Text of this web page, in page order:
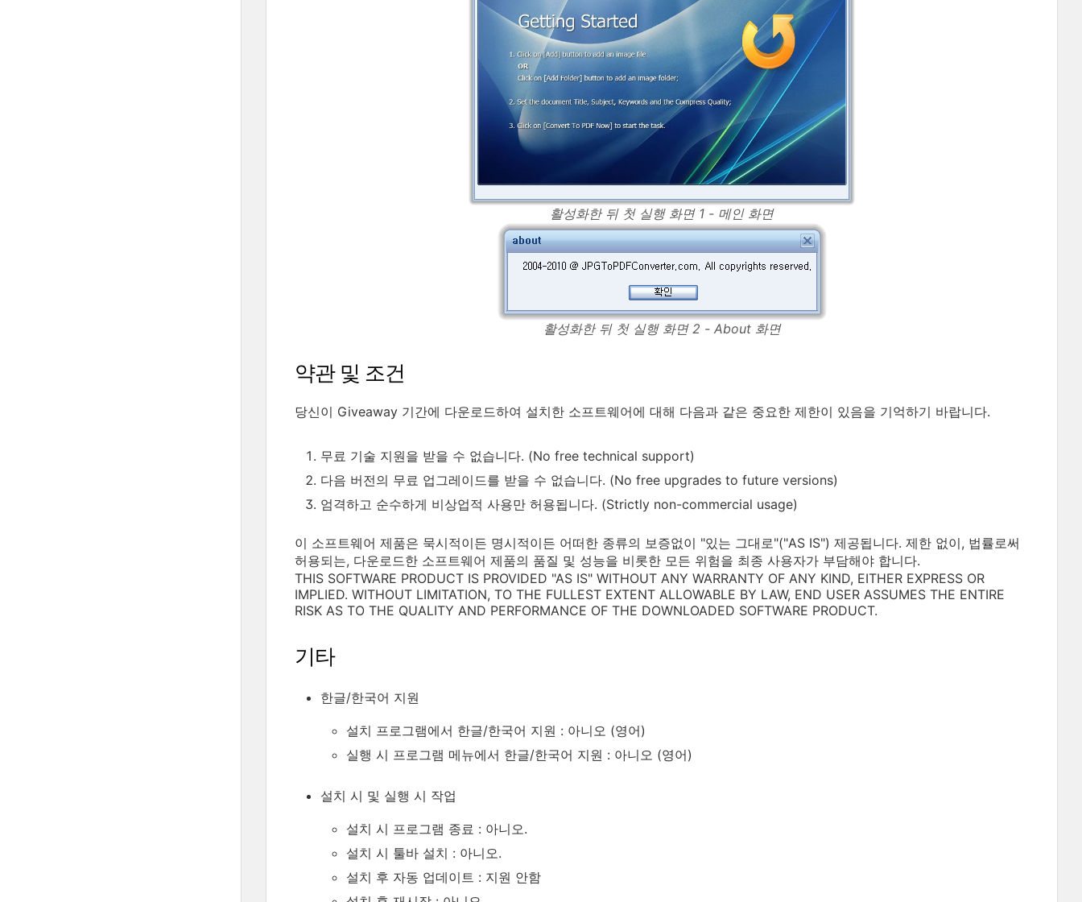
활성화한 뒤 첫 실행 화면 1 - 메인 화면
활성화한 뒤 첫 실행 화면 2 - About 화면
약관 및 조건
당신이 Giveaway 기간에 다운로드하여 설치한 소프트웨어에 대해 다음과 같은 중요한 제한이 있음을 기억하기 바랍니다.
무료 기술 지원을 받을 수 없습니다. (No free technical support)
다음 버전의 무료 업그레이드를 받을 수 없습니다. (No free upgrades to future versions)
엄격하고 순수하게 비상업적 사용만 허용됩니다. (Strictly non-commercial usage)
이 소프트웨어 제품은 묵시적이든 명시적이든 어떠한 종류의 보증없이 "있는 그대로"("AS IS") 제공됩니다. 제한 없이, 법률로써
허용되는, 다운로드한 소프트웨어 제품의 품질 및 성능을 비롯한 모든 위험을 최종 사용자가 부담해야 합니다.
THIS SOFTWARE PRODUCT IS PROVIDED "AS IS" WITHOUT ANY WARRANTY OF ANY KIND, EITHER EXPRESS OR
IMPLIED. WITHOUT LIMITATION, TO THE FULLEST EXTENT ALLOWABLE BY LAW, END USER ASSUMES THE ENTIRE
RISK AS TO THE QUALITY AND PERFORMANCE OF THE DOWNLOADED SOFTWARE PRODUCT.
기타
한글/한국어 지원
설치 프로그램에서 한글/한국어 지원 : 아니오 (영어)
실행 시 프로그램 메뉴에서 한글/한국어 지원 : 아니오 (영어)
설치 시 및 실행 시 작업
설치 시 프로그램 종료 : 아니오.
설치 시 툴바 설치 : 아니오.
설치 후 자동 업데이트 : 지원 안함